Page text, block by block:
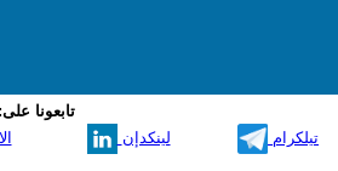
تابعونا على:
لينكدإن تيلكرام